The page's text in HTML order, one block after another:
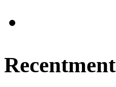
Recentment